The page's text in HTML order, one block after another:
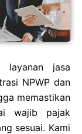
layanan jasa
NPWP dan
memastikan
wajib pajak
sesuai. Kami